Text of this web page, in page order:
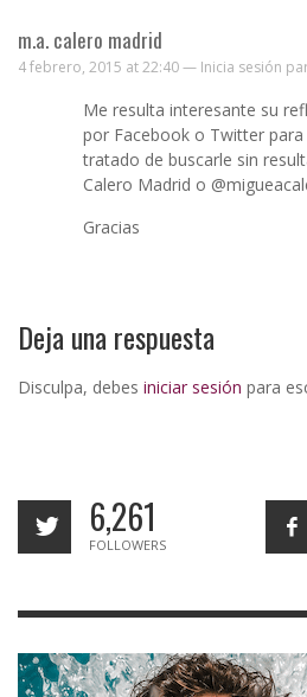
m.a. calero madrid
4 febrero, 2015 at 22:40 — Inicia sesión
Me resulta interesante su
por Facebook o Twitter
tratado de buscarle sin
Calero Madrid o
Gracias
Deja una respuesta
Disculpa, debes iniciar sesión para
6,261
FOLLOWERS